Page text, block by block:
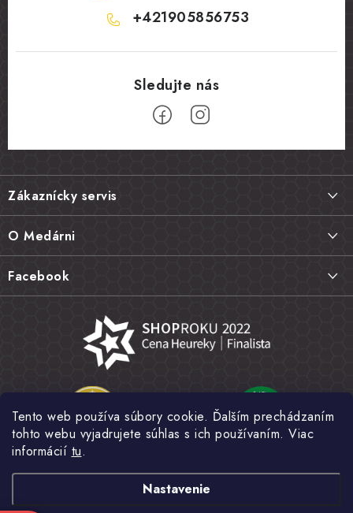
Tento web používa súbory cookie. Ďalším prechádzaním
tohto webu vyjadrujete súhlas s ich používaním. Viac
informácií tu.
Nastavenie
+421905856753
Z
á
p
ä
e
Zákaznícky servis
Vrátenie tovaru, výmena a reklamácie
Najčastejšie otázky FAQ
Hodnotenie obchodu
Obchodné podmienky
Ochrana osobných údajov
O Medárni
Náš príbeh
Kamenná predajňa
Fotogaléria
Novinky
Facebook